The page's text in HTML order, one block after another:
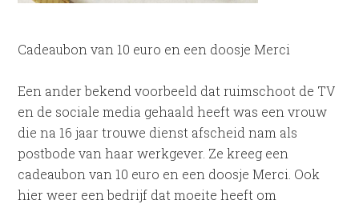
Cadeaubon van 10 euro en een doosje Merci
Een ander bekend voorbeeld dat ruimschoot de TV
en de sociale media gehaald heeft was een vrouw
die na 16 jaar trouwe dienst afscheid nam als
postbode van haar werkgever. Ze kreeg een
cadeaubon van 10 euro en een doosje Merci. Ook
hier weer een bedrijf dat moeite heeft om